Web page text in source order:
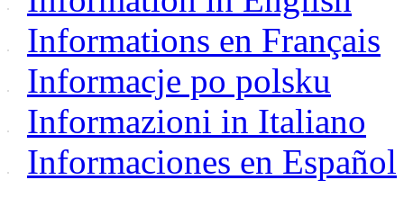
Informations en Français
Informacje po polsku
Informazioni in Italiano
Informaciones en Español